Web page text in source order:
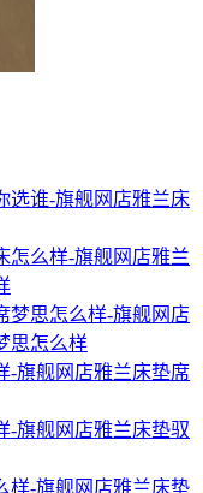
雅兰床
雅兰
思怎么样
雅兰床垫席
雅兰床垫驭
雅兰床垫